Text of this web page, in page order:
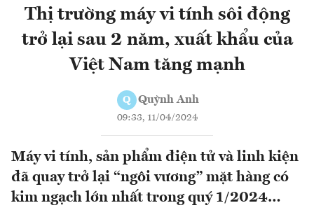
Thị trường máy vi tính sôi động
trở lại sau 2 năm, xuất khẩu của
Việt Nam tăng mạnh
Q Quỳnh Anh
09:33, 11/04/2024
Máy vi tính, sản phẩm điện tử và linh kiện
đã quay trở lại “ngôi vương” mặt hàng có
kim ngạch lớn nhất trong quý 1/2024…